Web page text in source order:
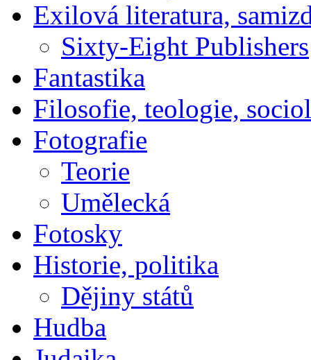
Exilová literatura,
Sixty-Eight Publishers
Fantastika
Filosofie, teologie,
Fotografie
Teorie
Umělecká
Fotosky
Historie, politika
Dějiny států
Hudba